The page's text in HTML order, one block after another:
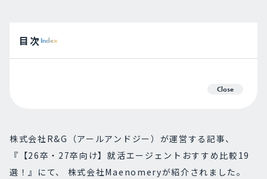
目次 Index
Close
株式会社R&G（アールアンドジー）が運営する記事、
『【26卒・27卒向け】就活エージェントおすすめ比較19
選！』にて、 株式会社Maenomeryが紹介されました。